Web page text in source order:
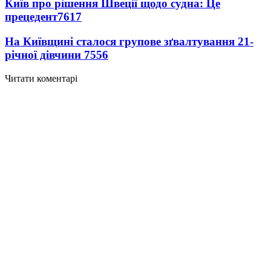
Київ про рішення Швеції щодо судна: Це
прецедент7617
На Київщині сталося групове зґвалтування 21-
річної дівчини 7556
Читати коментарі